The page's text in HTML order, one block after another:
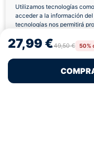
Utilizamos tecnologías
acceder a la información
tecnologías nos permitirá
retirar el consentimiento,
características y funciones.
Rechazar
Política de Cookies
27,99 €49,50 € 50%
Pagos 100%
★★★★★4,6